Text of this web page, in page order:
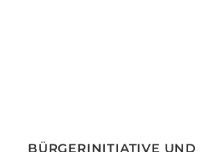
BÜRGERINITIATIVE UND